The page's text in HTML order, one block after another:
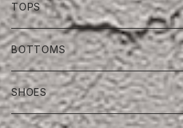
TOPS
BOTTOMS
SHOES